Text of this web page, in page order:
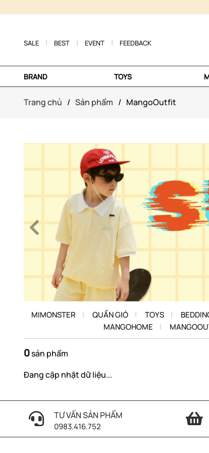
SALE BEST EVENT FEEDBACK
BRAND TOYS
Trang chủ / Sản phẩm / MangoOutfit
MIMONSTER QUẦN GIÓ TOYS
MANGOHOME
0sản phẩm
Đang cập nhật dữ liệu...
TƯ VẤN SẢN PHẨM
0983.416.752